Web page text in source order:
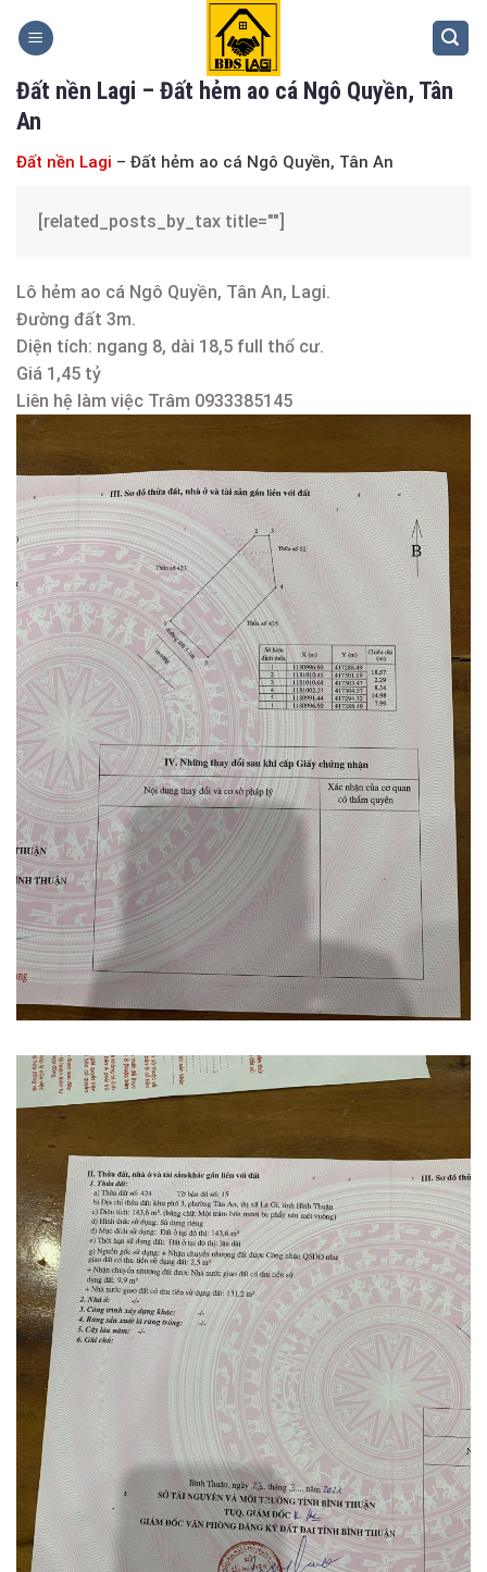
Đất nền Lagi – Đất hẻm ao cá Ngô Quyền, Tân
An
Đất nền Lagi – Đất hẻm ao cá Ngô Quyền, Tân An
[related_posts_by_tax title=""]
Lô hẻm ao cá Ngô Quyền, Tân An, Lagi.
Đường đất 3m.
Diện tích: ngang 8, dài 18,5 full thổ cư.
Giá 1,45 tỷ
Liên hệ làm việc Trâm 0933385145